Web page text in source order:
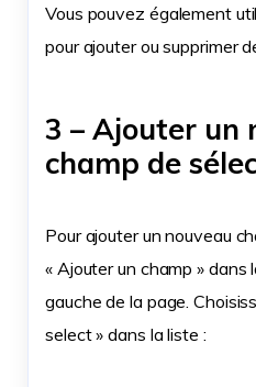
Vous pouvez également
pour ajouter ou supprimer
3 – Ajouter un
champ de
Pour ajouter un nouveau
« Ajouter un champ » dans
gauche de la page.
select » dans la liste :